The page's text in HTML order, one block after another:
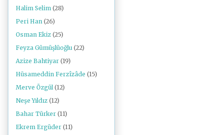
Halim Selim (28)
Peri Han (26)
Osman Ekiz (25)
Feyza Gümüşlüoğlu (22)
Azize Bahtiyar (19)
Hüsameddin Ferzîzâde (15)
Merve Özgül (12)
Neşe Yıldız (12)
Bahar Türker (11)
Ekrem Ergüder (11)